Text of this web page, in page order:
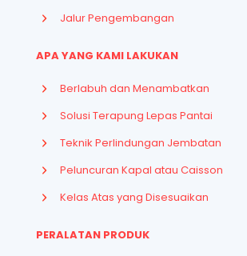
Jalur Pengembangan
APA YANG KAMI LAKUKAN
Berlabuh dan Menambatkan
Solusi Terapung Lepas Pantai
Teknik Perlindungan Jembatan
Peluncuran Kapal atau Caisson
Kelas Atas yang Disesuaikan
PERALATAN PRODUK